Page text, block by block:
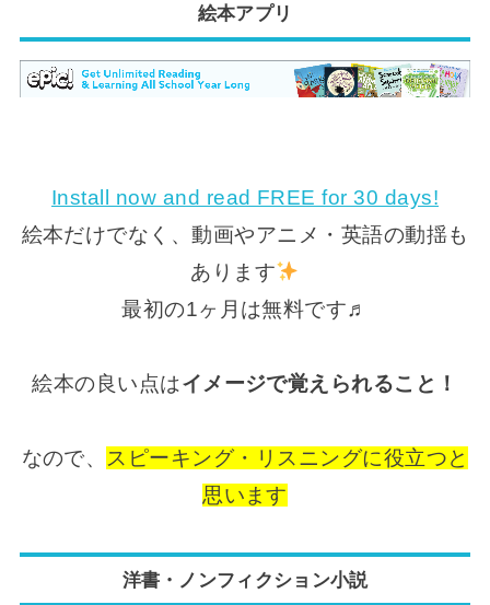
絵本アプリ
Install now and read FREE for 30 days!
絵本だけでなく、動画やアニメ・英語の動揺も
あります
最初の1ヶ月は無料です♬
絵本の良い点はイメージで覚えられること！
なので、 スピーキング・リスニングに役立つと
思います
洋書・ノンフィクション小説